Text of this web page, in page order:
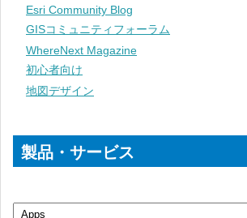
Esri Community Blog
GISコミュニティフォーラム
WhereNext Magazine
初心者向け
地図デザイン
製品・サービス